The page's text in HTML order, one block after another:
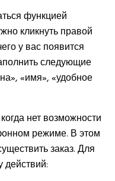
функцией
кликнуть правой
у вас появится
следующие
«имя», «удобное
нет возможности
режиме. В этом
заказ. Для
действий: